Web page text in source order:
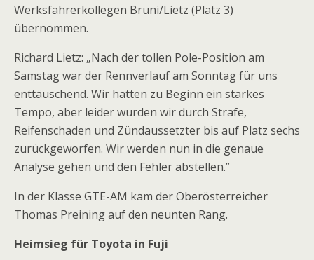
Werksfahrerkollegen Bruni/Lietz (Platz 3)
übernommen.
Richard Lietz: „Nach der tollen Pole-Position am
Samstag war der Rennverlauf am Sonntag für uns
enttäuschend. Wir hatten zu Beginn ein starkes
Tempo, aber leider wurden wir durch Strafe,
Reifenschaden und Zündaussetzter bis auf Platz sechs
zurückgeworfen. Wir werden nun in die genaue
Analyse gehen und den Fehler abstellen.”
In der Klasse GTE-AM kam der Oberösterreicher
Thomas Preining auf den neunten Rang.
Heimsieg für Toyota in Fuji